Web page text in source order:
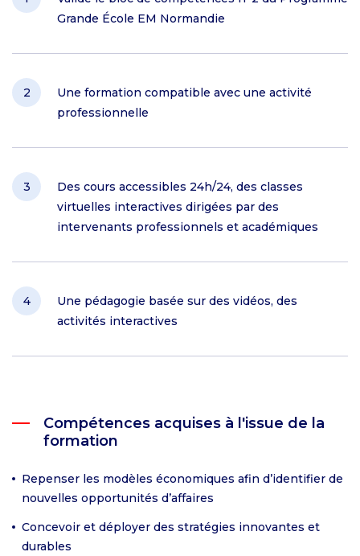
Grande École EM Normandie
Une formation compatible avec une activité
professionnelle
Des cours accessibles 24h/24, des classes
virtuelles interactives dirigées par des
intervenants professionnels et académiques
Une pédagogie basée sur des vidéos, des
activités interactives
Compétences acquises à l'issue de la
formation
Repenser les modèles économiques afin d’identifier de
nouvelles opportunités d’affaires
Concevoir et déployer des stratégies innovantes et
durables